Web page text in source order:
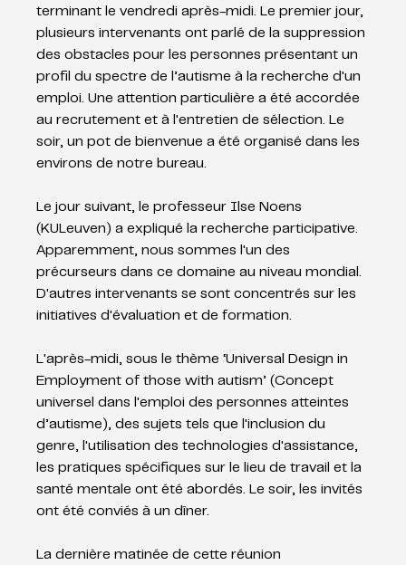
terminant le vendredi après-midi. Le premier jour,
plusieurs intervenants ont parlé de la suppression
des obstacles pour les personnes présentant un
profil du spectre de l’autisme à la recherche d'un
emploi. Une attention particulière a été accordée
au recrutement et à l'entretien de sélection. Le
soir, un pot de bienvenue a été organisé dans les
environs de notre bureau.
Le jour suivant, le professeur Ilse Noens
(KULeuven) a expliqué la recherche participative.
Apparemment, nous sommes l'un des
précurseurs dans ce domaine au niveau mondial.
D'autres intervenants se sont concentrés sur les
initiatives d'évaluation et de formation.
L'après-midi, sous le thème ‘Universal Design in
Employment of those with autism’ (Concept
universel dans l'emploi des personnes atteintes
d’autisme), des sujets tels que l'inclusion du
genre, l'utilisation des technologies d'assistance,
les pratiques spécifiques sur le lieu de travail et la
santé mentale ont été abordés. Le soir, les invités
ont été conviés à un dîner.
La dernière matinée de cette réunion